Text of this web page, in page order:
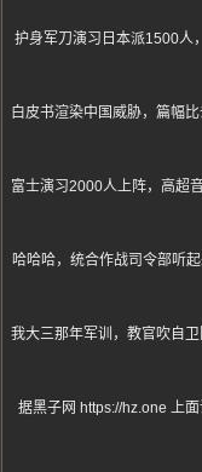
护身军刀演习日本派1500人
白皮书渲染中国威胁，篇幅
富士演习2000人上阵，高超
哈哈哈，统合作战司令部听
我大三那年军训，教官吹自
据黑子网 https://hz.one 上